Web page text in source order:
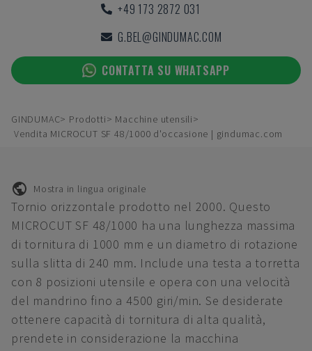
+49 173 2872 031
G.BEL@GINDUMAC.COM
CONTATTA SU WHATSAPP
GINDUMAC Prodotti
Macchine utensili
Vendita MICROCUT SF 48/1000 d'occasione | gindumac.com
Mostra in lingua originale
Tornio orizzontale prodotto nel 2000. Questo
MICROCUT SF 48/1000 ha una lunghezza massima
di tornitura di 1000 mm e un diametro di rotazione
sulla slitta di 240 mm. Include una testa a torretta
con 8 posizioni utensile e opera con una velocità
del mandrino fino a 4500 giri/min. Se desiderate
ottenere capacità di tornitura di alta qualità,
prendete in considerazione la macchina